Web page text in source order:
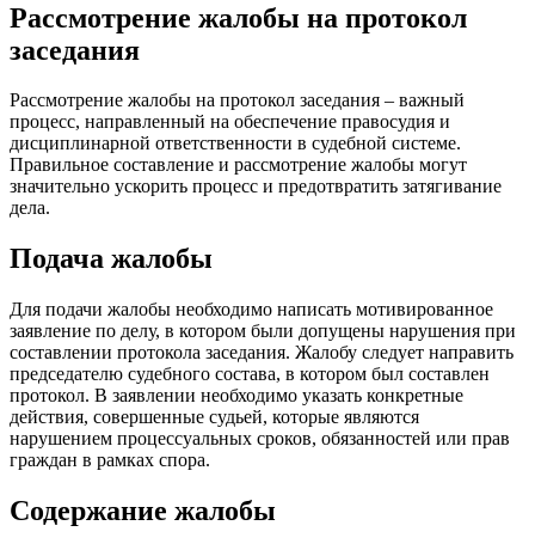
Рассмотрение жалобы на протокол
заседания
Рассмотрение жалобы на протокол заседания – важный
процесс, направленный на обеспечение правосудия и
дисциплинарной ответственности в судебной системе.
Правильное составление и рассмотрение жалобы могут
значительно ускорить процесс и предотвратить затягивание
дела.
Подача жалобы
Для подачи жалобы необходимо написать мотивированное
заявление по делу, в котором были допущены нарушения при
составлении протокола заседания. Жалобу следует направить
председателю судебного состава, в котором был составлен
протокол. В заявлении необходимо указать конкретные
действия, совершенные судьей, которые являются
нарушением процессуальных сроков, обязанностей или прав
граждан в рамках спора.
Содержание жалобы